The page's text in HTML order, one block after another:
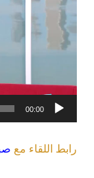
00:00
رابط اللقاء مع